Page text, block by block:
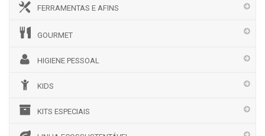
FERRAMENTAS E AFINS
GOURMET
HIGIENE PESSOAL
KIDS
KITS ESPECIAIS